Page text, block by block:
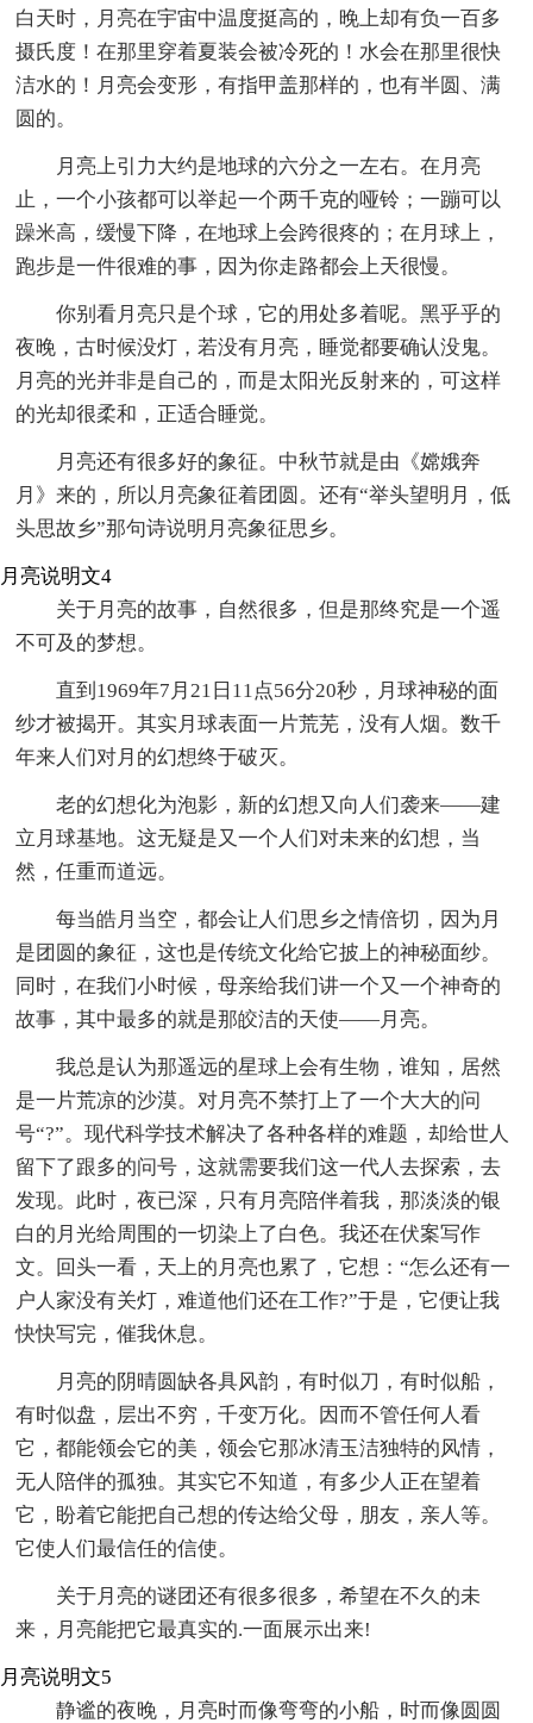
白天时，月亮在宇宙中温度挺高的，晚上却有负一百多
摄氏度！在那里穿着夏装会被冷死的！水会在那里很快
洁水的！月亮会变形，有指甲盖那样的，也有半圆、满
圆的。
月亮上引力大约是地球的六分之一左右。在月亮
止，一个小孩都可以举起一个两千克的哑铃；一蹦可以
躁米高，缓慢下降，在地球上会跨很疼的；在月球上，
跑步是一件很难的事，因为你走路都会上天很慢。
你别看月亮只是个球，它的用处多着呢。黑乎乎的
夜晚，古时候没灯，若没有月亮，睡觉都要确认没鬼。
月亮的光并非是自己的，而是太阳光反射来的，可这样
的光却很柔和，正适合睡觉。
月亮还有很多好的象征。中秋节就是由《嫦娥奔
月》来的，所以月亮象征着团圆。还有“举头望明月，低
头思故乡”那句诗说明月亮象征思乡。
月亮说明文4
关于月亮的故事，自然很多，但是那终究是一个遥
不可及的梦想。
直到1969年7月21日11点56分20秒，月球神秘的面
纱才被揭开。其实月球表面一片荒芜，没有人烟。数千
年来人们对月的幻想终于破灭。
老的幻想化为泡影，新的幻想又向人们袭来——建
立月球基地。这无疑是又一个人们对未来的幻想，当
然，任重而道远。
每当皓月当空，都会让人们思乡之情倍切，因为月
是团圆的象征，这也是传统文化给它披上的神秘面纱。
同时，在我们小时候，母亲给我们讲一个又一个神奇的
故事，其中最多的就是那皎洁的天使——月亮。
我总是认为那遥远的星球上会有生物，谁知，居然
是一片荒凉的沙漠。对月亮不禁打上了一个大大的问
号“?”。现代科学技术解决了各种各样的难题，却给世人
留下了跟多的问号，这就需要我们这一代人去探索，去
发现。此时，夜已深，只有月亮陪伴着我，那淡淡的银
白的月光给周围的一切染上了白色。我还在伏案写作
文。回头一看，天上的月亮也累了，它想：“怎么还有一
户人家没有关灯，难道他们还在工作?”于是，它便让我
快快写完，催我休息。
月亮的阴晴圆缺各具风韵，有时似刀，有时似船，
有时似盘，层出不穷，千变万化。因而不管任何人看
它，都能领会它的美，领会它那冰清玉洁独特的风情，
无人陪伴的孤独。其实它不知道，有多少人正在望着
它，盼着它能把自己想的传达给父母，朋友，亲人等。
它使人们最信任的信使。
关于月亮的谜团还有很多很多，希望在不久的未
来，月亮能把它最真实的.一面展示出来!
月亮说明文5
静谧的夜晚，月亮时而像弯弯的小船，时而像圆圆